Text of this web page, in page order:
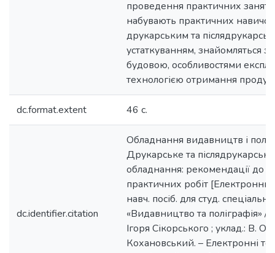
проведення практичних
набувають практичних
друкарським та
устаткуванням, знайомляться з
будовою, особливостями
технологією отримання
dc.format.extent 46 с.
dc.identifier.citation
Обладнання видавництв і
Друкарське та післядрукарське
обладнання: рекомендації до
практичних робіт
навч. посіб. для студ.
«Видавництво та поліграфія» /
Ігоря Сікорського ; уклад.: В. О.
Кохановський. – Електронні